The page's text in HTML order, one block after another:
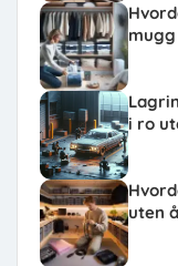
i ro
uten